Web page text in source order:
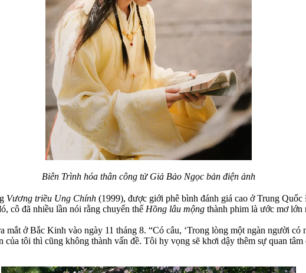
Biên Trình hóa thân công tử Giả Bảo Ngọc bản điện ảnh
Vương triều Ung Chính (1999), được giới phê bình đánh giá cao ở Trung
cô đã nhiều lần nói rằng chuyển thể Hồng lâu mộng thành phim là ước mơ lớn
ở Bắc Kinh vào ngày 11 tháng 8. “Có câu, ‘Trong lòng một ngàn người
tôi thì cũng không thành vấn đề. Tôi hy vọng sẽ khơi dậy thêm sự quan